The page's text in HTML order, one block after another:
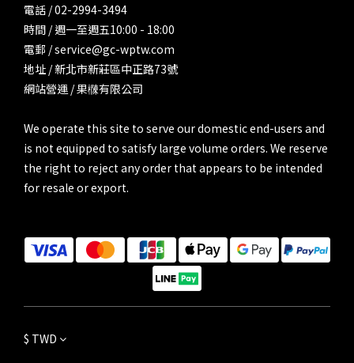
電話 / 02-2994-3494
時間 / 週一至週五10:00 - 18:00
電郵 / service@gc-wptw.com
地址 / 新北市新莊區中正路73號
網站營運 / 果樄有限公司
We operate this site to serve our domestic end-users and
is not equipped to satisfy large volume orders. We reserve
the right to reject any order that appears to be intended
for resale or export.
$ TWD